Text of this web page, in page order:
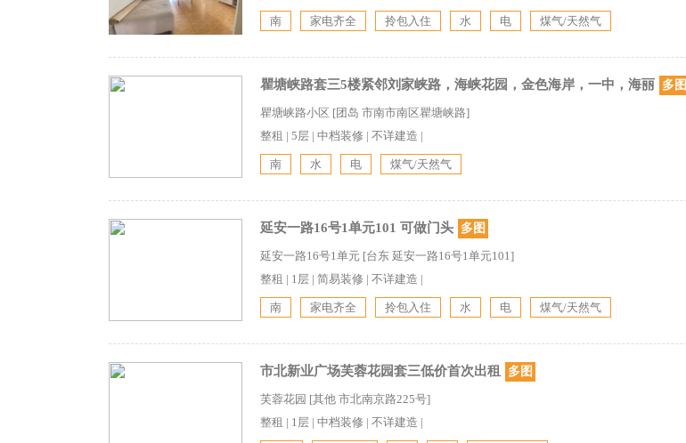
南 家电齐全 拎包入住 水 电 煤气/天然气
瞿塘峡路套三5楼紧邻刘家峡路，海峡花园，金色海岸，一中，海丽 多图
瞿塘峡路小区 [团岛 市南市南区瞿塘峡路]
整租 | 5层 | 中档装修 | 不详建造 |
南 水 电 煤气/天然气
延安一路16号1单元101 可做门头 多图
延安一路16号1单元 [台东 延安一路16号1单元101]
整租 | 1层 | 简易装修 | 不详建造 |
南 家电齐全 拎包入住 水 电 煤气/天然气
市北新业广场芙蓉花园套三低价首次出租 多图
芙蓉花园 [其他 市北南京路225号]
整租 | 1层 | 中档装修 | 不详建造 |